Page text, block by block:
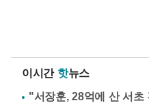
이시간 핫뉴스
"서장훈, 28억에 산 서초